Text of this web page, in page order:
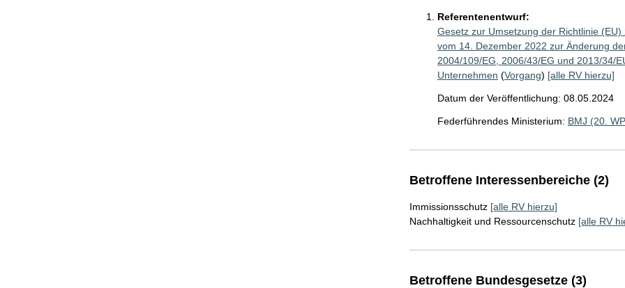
Referentenentwurf:
Gesetz zur Umsetzung der Richtlinie
vom 14. Dezember 2022 zur Änderung
2004/109/EG, 2006/43/EG und 2013/34/
Unternehmen (Vorgang) [alle RV hierzu]
Datum der Veröffentlichung: 08.05.2024
Federführendes Ministerium: BMJ (20.
Betroffene Interessenbereiche (2)
Immissionsschutz [alle RV hierzu]
Nachhaltigkeit und Ressourcenschutz [alle RV
Betroffene Bundesgesetze (3)